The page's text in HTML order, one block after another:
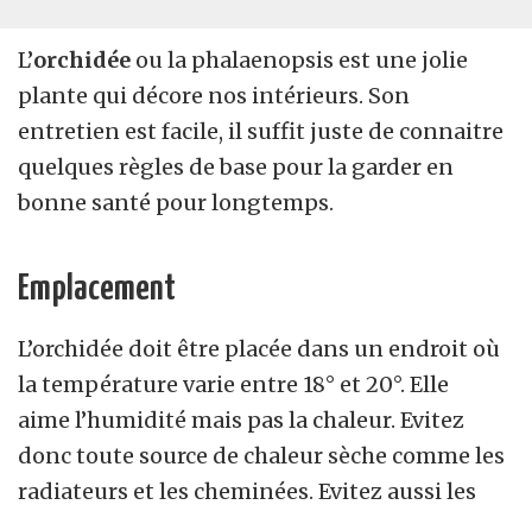
L’orchidée ou la phalaenopsis est une jolie
plante qui décore nos intérieurs. Son
entretien est facile, il suffit juste de connaitre
quelques règles de base pour la garder en
bonne santé pour longtemps.
Emplacement
L’orchidée doit être placée dans un endroit où
la température varie entre 18° et 20°. Elle
aime l’humidité mais pas la chaleur. Evitez
donc toute source de chaleur sèche comme les
radiateurs et les cheminées. Evitez aussi les